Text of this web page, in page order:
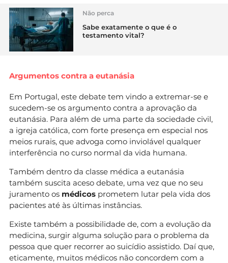
Não perca
Sabe exatamente o que é o
testamento vital?
Argumentos contra a eutanásia
Em Portugal, este debate tem vindo a extremar-se e
sucedem-se os argumento contra a aprovação da
eutanásia. Para além de uma parte da sociedade civil,
a igreja católica, com forte presença em especial nos
meios rurais, que advoga como inviolável qualquer
interferência no curso normal da vida humana.
Também dentro da classe médica a eutanásia
também suscita aceso debate, uma vez que no seu
juramento os médicos prometem lutar pela vida dos
pacientes até às últimas instâncias.
Existe também a possibilidade de, com a evolução da
medicina, surgir alguma solução para o problema da
pessoa que quer recorrer ao suicídio assistido. Daí que,
eticamente, muitos médicos não concordem com a